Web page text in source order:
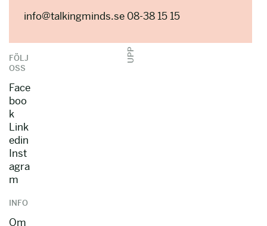
info@talkingminds.se08-38 15 15
UPP
FÖLJ
OSS
Face
boo
k
Link
edin
Inst
agra
m
INFO
Om